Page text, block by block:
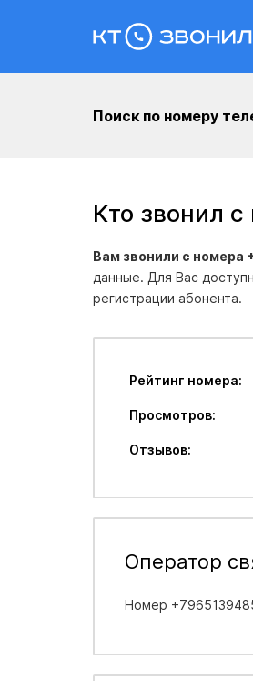
Поиск по номеру
Кто звонил
Вам звонили с номера
данные. Для Вас
регистрации абонента.
Рейтинг номера:
Просмотров:
Отзывов:
Оператор
Номер